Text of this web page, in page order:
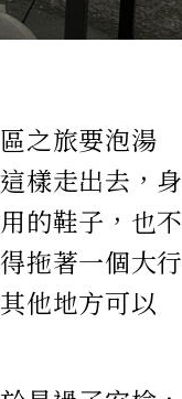
之旅要泡湯
樣走出去，身
的鞋子，也不
拖著一個大行
他地方可以